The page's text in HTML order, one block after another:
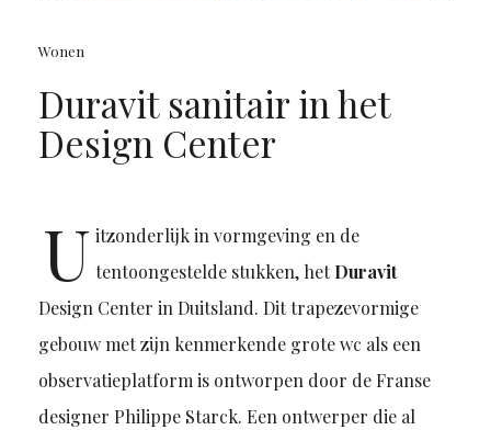
Wonen
Duravit sanitair in het
Design Center
U itzonderlijk in vormgeving en de
tentoongestelde stukken, hetDuravit
Design Center in Duitsland. Dit trapezevormige
gebouw met zijn kenmerkende grote wc als een
observatieplatform is ontworpen door de Franse
designer Philippe Starck. Een ontwerper die al